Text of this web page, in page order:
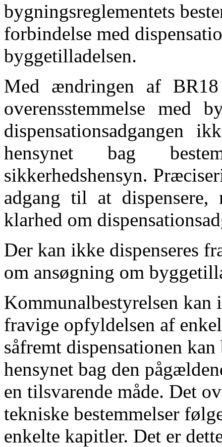
bygningsreglementets
forbindelse med
byggetilladelsen.
Med ændringen af
overensstemmelse med
dispensationsadgangen
hensynet bag
sikkerhedshensyn.
adgang til at
klarhed om
Der kan ikke dispenseres
om ansøgning om
Kommunalbestyrelsen
fravige opfyldelsen af
såfremt dispensationen
hensynet bag den
en tilsvarende måde. Det
tekniske bestemmelser
enkelte kapitler. Det er